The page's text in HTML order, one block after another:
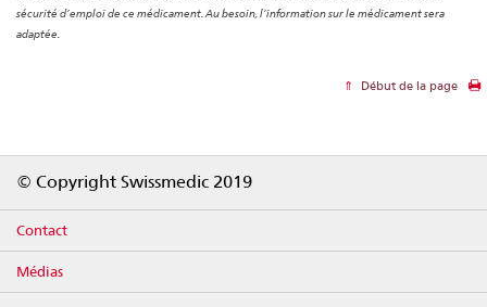
sécurité d’emploi de ce médicament. Au besoin, l’information sur le médicament sera
adaptée.
Début de la page
© Copyright Swissmedic 2019
Contact
Médias